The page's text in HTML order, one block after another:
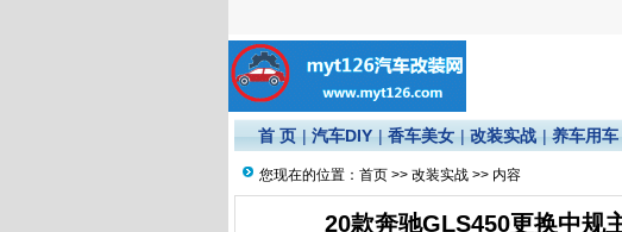
首 页 |汽车DIY |香车美女 |改装实战 |养车用车
您现在的位置： 首页 >> 改装实战 >> 内容
20款奔驰GLS450更换中规